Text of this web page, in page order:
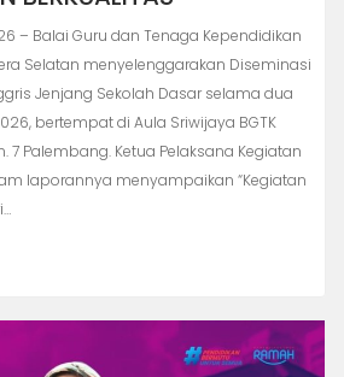
– Balai Guru dan Tenaga Kependidikan
Selatan menyelenggarakan Diseminasi
Jenjang Sekolah Dasar selama dua
bertempat di Aula Sriwijaya BGTK
7 Palembang. Ketua Pelaksana Kegiatan
laporannya menyampaikan “Kegiatan